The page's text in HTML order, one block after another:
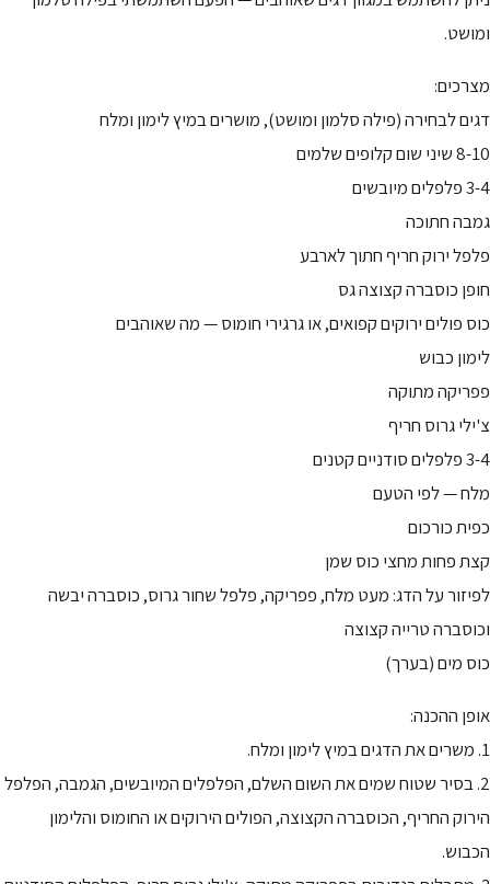
ומושט.
מצרכים:
דגים לבחירה (פילה סלמון ומושט), מושרים במיץ לימון ומלח
8-10 שיני שום קלופים שלמים
3-4 פלפלים מיובשים
גמבה חתוכה
פלפל ירוק חריף חתוך לארבע
חופן כוסברה קצוצה גס
כוס פולים ירוקים קפואים, או גרגירי חומוס — מה שאוהבים
לימון כבוש
פפריקה מתוקה
צ'ילי גרוס חריף
3-4 פלפלים סודניים קטנים
מלח — לפי הטעם
כפית כורכום
קצת פחות מחצי כוס שמן
לפיזור על הדג: מעט מלח, פפריקה, פלפל שחור גרוס, כוסברה יבשה
וכוסברה טרייה קצוצה
כוס מים (בערך)
אופן ההכנה:
1. משרים את הדגים במיץ לימון ומלח.
2. בסיר שטוח שמים את השום השלם, הפלפלים המיובשים, הגמבה, הפלפל
הירוק החריף, הכוסברה הקצוצה, הפולים הירוקים או החומוס והלימון
הכבוש.